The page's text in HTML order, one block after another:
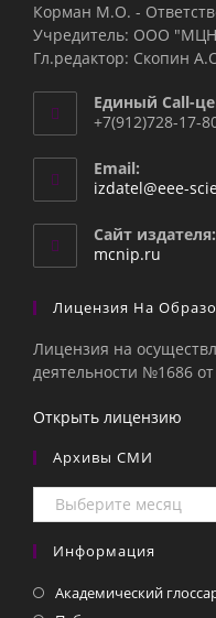
Корман М.О. -
Учредитель: ООО
Гл.редактор: Скопин
Единый Call-
+7(912)728-17-
Email:
izdatel@eee-
Сайт издателя:
mcnip.ru
Лицензия На
Лицензия на
деятельности №1686
Открыть лицензию
Архивы СМИ
Архивы
СМИ
Информация
Академический